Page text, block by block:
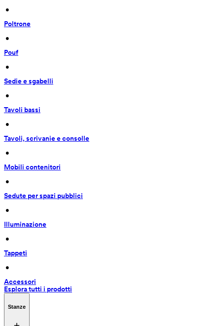
•
Poltrone
•
Pouf
•
Sedie e sgabelli
•
Tavoli bassi
•
Tavoli, scrivanie e consolle
•
Mobili contenitori
•
Sedute per spazi pubblici
•
Illuminazione
•
Tappeti
•
Accessori
Esplora tutti i prodotti
Stanze